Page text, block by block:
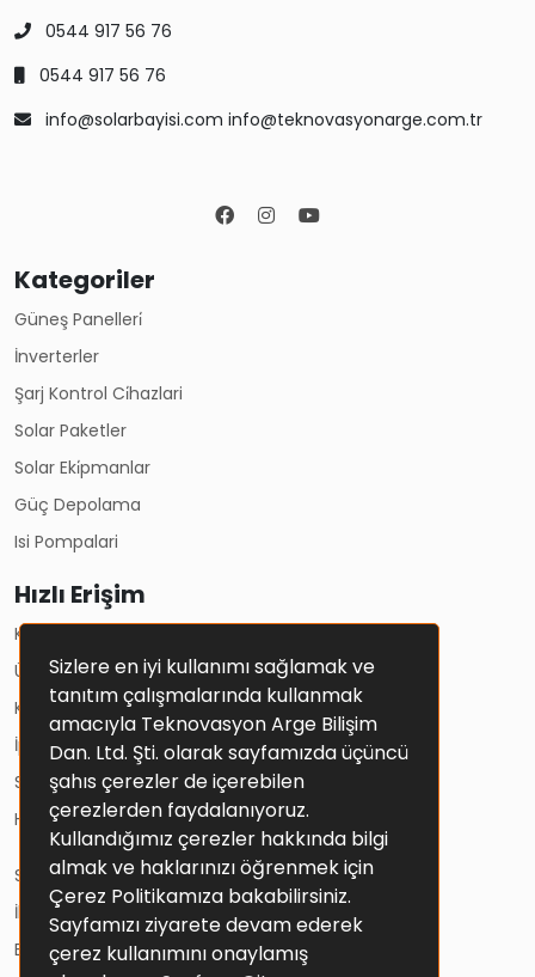
Sizlere en iyi kullanımı sağlamak ve
tanıtım çalışmalarında kullanmak
amacıyla Teknovasyon Arge Bilişim
Dan. Ltd. Şti. olarak sayfamızda üçüncü
şahıs çerezler de içerebilen
çerezlerden faydalanıyoruz.
Kullandığımız çerezler hakkında bilgi
almak ve haklarınızı öğrenmek için
Çerez Politikamıza bakabilirsiniz.
Sayfamızı ziyarete devam ederek
çerez kullanımını onaylamış
0544 917 56 76
0544 917 56 76
info@solarbayisi.com info@teknovasyonarge.com.tr
Kategoriler
Güneş Panelleri̇
İnverterler
Şarj Kontrol Ci̇hazlari
Solar Paketler
Solar Eki̇pmanlar
Güç Depolama
Isi Pompalari
Hızlı Erişim
Kullanım Koşulları
Üyelik Sözleşmesi
Kişisel Verilerin Korunması Ve Gizlilik Politikası
İptal Ve İade Şartları
Solar Sistemler
Hesap Bilgileri
Sepetim
İletişim
Blog